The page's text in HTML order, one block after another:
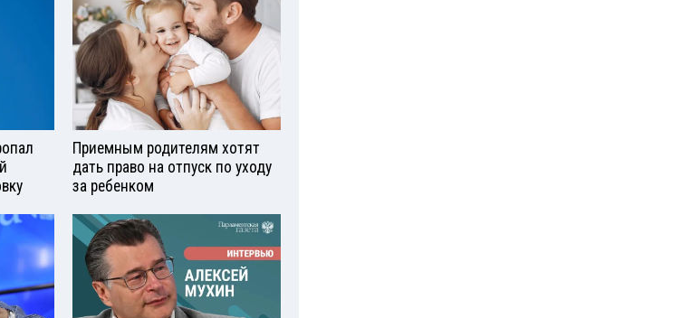
Приемным родителям хотят
дать право на отпуск по уходу
за ребенком